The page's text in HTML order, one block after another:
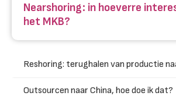
Nearshoring: in hoeverre
het MKB?
Reshoring: terughalen van productie
Outsourcen naar China, hoe doe ik dat?